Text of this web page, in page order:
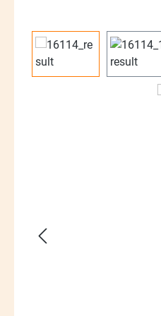
Bildergalerie überspringen